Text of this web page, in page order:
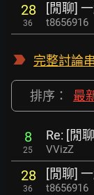
28
36
[閒聊]
t8656916
完整討論
排序： 最
8
25
Re: [閒
VVizZ
28
36
[閒聊]
t8656916